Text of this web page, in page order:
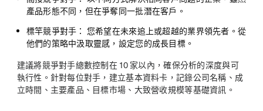
產品形態不同，但在爭奪同一批潛在客戶。
標竿競爭對手：
您希望在未來追上或超越的業界領先者。從
他們的策略中汲取靈感，設定您的成長目標。
建議將競爭對手總數控制在 10 家以內，確保分析的深度與可
執行性。針對每位對手，建立基本資料卡，記錄公司名稱、成
立時間、主要產品、目標市場、大致營收規模等基礎資訊。